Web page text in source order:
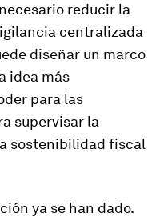
reducir la
centralizada
diseñar un marco
idea más
para las
supervisar la
sostenibilidad fiscal
ya se han dado.